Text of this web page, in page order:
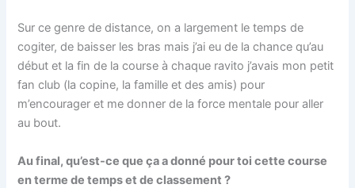
Sur ce genre de distance, on a largement le temps de
cogiter, de baisser les bras mais j’ai eu de la chance qu’au
début et la fin de la course à chaque ravito j’avais mon petit
fan club (la copine, la famille et des amis) pour
m’encourager et me donner de la force mentale pour aller
au bout.
Au final, qu’est-ce que ça a donné pour toi cette course
en terme de temps et de classement ?